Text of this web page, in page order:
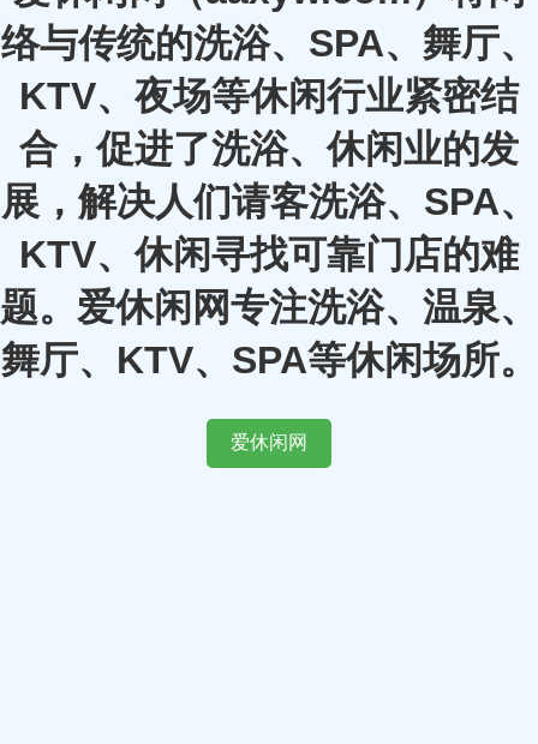
络与传统的洗浴、SPA、舞厅、
KTV、夜场等休闲行业紧密结
合，促进了洗浴、休闲业的发
展，解决人们请客洗浴、SPA、
KTV、休闲寻找可靠门店的难
题。爱休闲网专注洗浴、温泉、
舞厅、KTV、SPA等休闲场所。
爱休闲网